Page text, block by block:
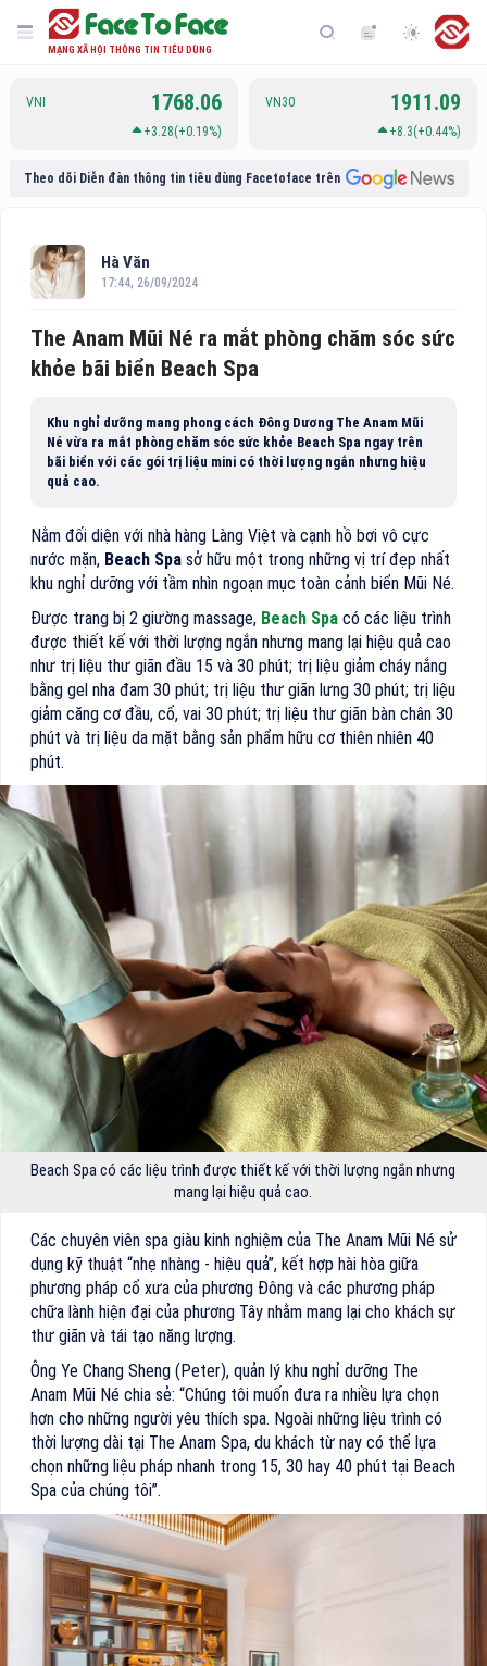
MẠNG XÃ HỘI THÔNG TIN TIÊU DÙNG
VNI 1768.06
+3.28(+0.19%)
VN30 1911.09
+8.3(+0.44%)
Theo dõi Diễn đàn thông tin tiêu dùng Facetoface trên
Hà Văn
17:44, 26/09/2024
The Anam Mũi Né ra mắt phòng chăm sóc sức
khỏe bãi biển Beach Spa
Khu nghỉ dưỡng mang phong cách Đông Dương The Anam Mũi
Né vừa ra mắt phòng chăm sóc sức khỏe Beach Spa ngay trên
bãi biển với các gói trị liệu mini có thời lượng ngắn nhưng hiệu
quả cao.
Nằm đối diện với nhà hàng Làng Việt và cạnh hồ bơi vô cực
nước mặn, Beach Spa sở hữu một trong những vị trí đẹp nhất
khu nghỉ dưỡng với tầm nhìn ngoạn mục toàn cảnh biển Mũi Né.
Được trang bị 2 giường massage, Beach Spa có các liệu trình
được thiết kế với thời lượng ngắn nhưng mang lại hiệu quả cao
như trị liệu thư giãn đầu 15 và 30 phút; trị liệu giảm cháy nắng
bằng gel nha đam 30 phút; trị liệu thư giãn lưng 30 phút; trị liệu
giảm căng cơ đầu, cổ, vai 30 phút; trị liệu thư giãn bàn chân 30
phút và trị liệu da mặt bằng sản phẩm hữu cơ thiên nhiên 40
phút.
Beach Spa có các liệu trình được thiết kế với thời lượng ngắn nhưng
mang lại hiệu quả cao.
Các chuyên viên spa giàu kinh nghiệm của The Anam Mũi Né sử
dụng kỹ thuật “nhẹ nhàng - hiệu quả”, kết hợp hài hòa giữa
phương pháp cổ xưa của phương Đông và các phương pháp
chữa lành hiện đại của phương Tây nhằm mang lại cho khách sự
thư giãn và tái tạo năng lượng.
Ông Ye Chang Sheng (Peter), quản lý khu nghỉ dưỡng The
Anam Mũi Né chia sẻ: “Chúng tôi muốn đưa ra nhiều lựa chọn
hơn cho những người yêu thích spa. Ngoài những liệu trình có
thời lượng dài tại The Anam Spa, du khách từ nay có thể lựa
chọn những liệu pháp nhanh trong 15, 30 hay 40 phút tại Beach
Spa của chúng tôi”.